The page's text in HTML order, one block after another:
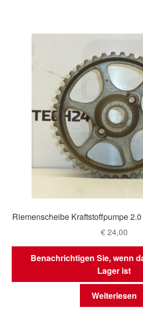
Riemenscheibe Kraftstoffpumpe
€24,00
Benachrichtigen Sie, wenn
Lager ist
Weiterlesen